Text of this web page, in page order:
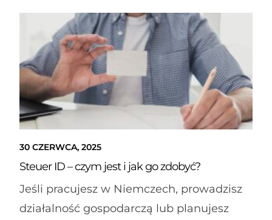
Steuer ID – czym jest i jak go zdobyć?
30 CZERWCA, 2025
Jeśli pracujesz w Niemczech, prowadzisz
działalność gospodarczą lub planujesz